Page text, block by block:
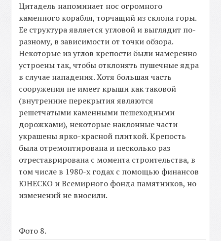
Цитадель напоминает нос огромного
каменного корабля, торчащий из склона горы.
Ее структура является угловой и выглядит по-
разному, в зависимости от точки обзора.
Некоторые из углов крепости были намеренно
устроены так, чтобы отклонять пушечные ядра
в случае нападения. Хотя большая часть
сооружения не имеет крыши как таковой
(внутренние перекрытия являются
решетчатыми каменными пешеходными
дорожками), некоторые наклонные части
украшены ярко-красной плиткой. Крепость
была отремонтирована и несколько раз
отреставрирована с момента строительства, в
том числе в 1980-х годах с помощью финансов
ЮНЕСКО и Всемирного фонда памятников, но
изменений не вносили.
Фото 8.